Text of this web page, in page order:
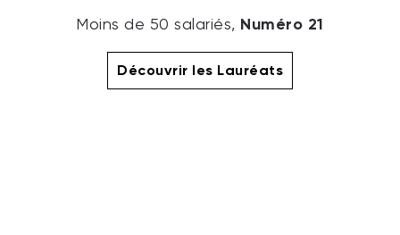
Moins de 50 salariés, Numéro 21
Découvrir les Lauréats